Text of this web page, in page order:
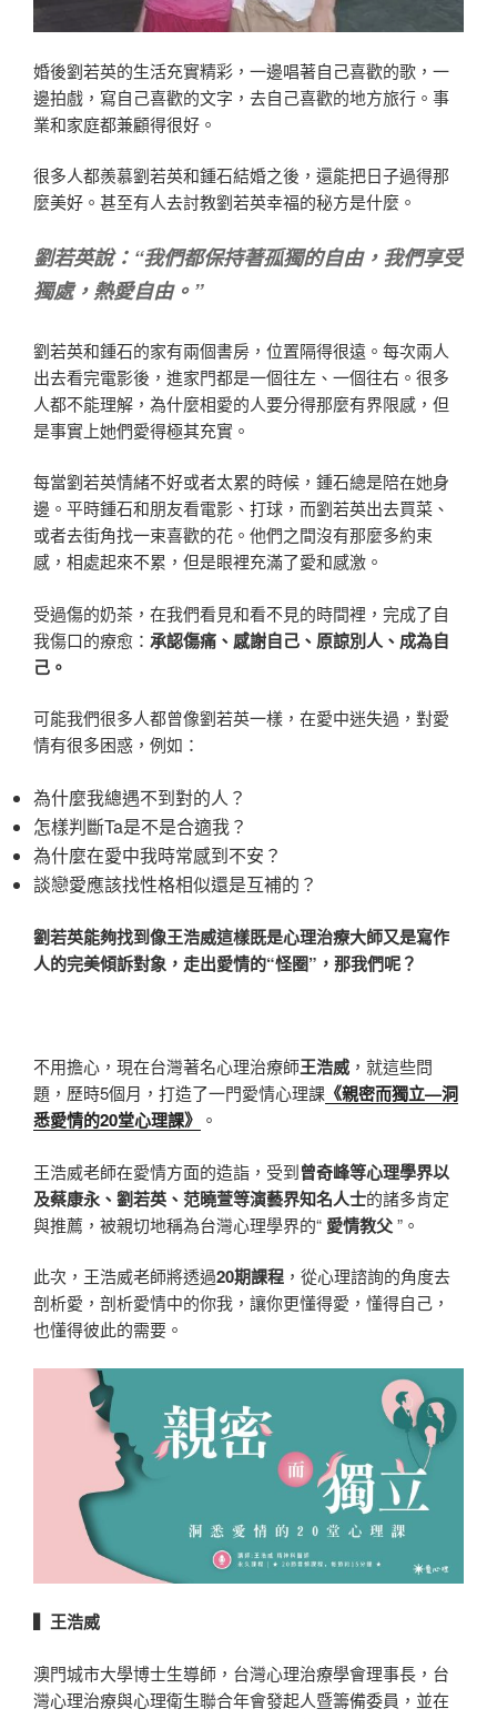
婚後劉若英的生活充​​實精彩，一邊唱著自己喜歡的歌，一
邊拍戲，寫自己喜歡的文字，去自己喜歡的地方旅行。事
業和家庭都兼顧得很好。
很多人都羨慕劉若英和鍾石結婚之後，還能把日子過得那
麼美好。甚至有人去討教劉若英幸福的秘方是什麼。
劉若英說：“我們都保持著孤獨的自由，我們享受
獨處，熱愛自由。”
劉若英和鍾石的家有兩個書房，位置隔得很遠。每次兩人
出去看完電影後，進家門都是一個往左、一個往右。很多
人都不能理解，為什麼相愛的人要分得那麼有界限感，但
是事實上她們愛得極其充實。
每當劉若英情緒不好或者太累的時候，鍾石總是陪在她身
邊。平時鍾石和朋友看電影、打球，而劉若英出去買菜、
或者去街角找一束喜歡的花。他們之間沒有那麼多約束
感，相處起來不累，但是眼裡充滿了愛和感激。
受過傷的奶茶，在我們看見和看不見的時間裡，完成了自
我傷口的療愈： 承認傷痛、感謝自己、原諒別人、成為自
己。
可能我們很多人都曾像劉若英一樣，在愛中迷失過，對愛
情有很多困惑，例如：
為什麼我總遇不到對的人？
怎樣判斷Ta是不是合適我？
為什麼在愛中我時常感到不安？
談戀愛應該找性格相似還是互補的？
劉若英能夠找到像王浩威這樣既是心理治療大師又是寫作
人的完美傾訴對象，走出愛情的“怪圈”，那我們呢？
不用擔心，現在台灣著名心理治療師王浩威 ，就這些問
題，歷時5個月，打造了一門愛情心理課 《親密而獨立—洞
悉愛情的20堂心理課》 。
王浩威老師在愛情方面的造詣，受到曾奇峰等心理學界以
及蔡康永、劉若英、范曉萱等演藝界知名人士的諸多肯定
與推薦，被親切地稱為台灣心理學界的“ 愛情教父”。
此次，王浩威老師將透過20期課程 ，從心理諮詢的角度去
剖析愛，剖析愛情中的你我，讓你更懂得愛，懂得自己，
也懂得彼此的需要。
▍王浩威
澳門城市大學博士生導師，台灣心理治療學會理事長，台
灣心理治療與心理衛生聯合年會發起人暨籌備委員，並在